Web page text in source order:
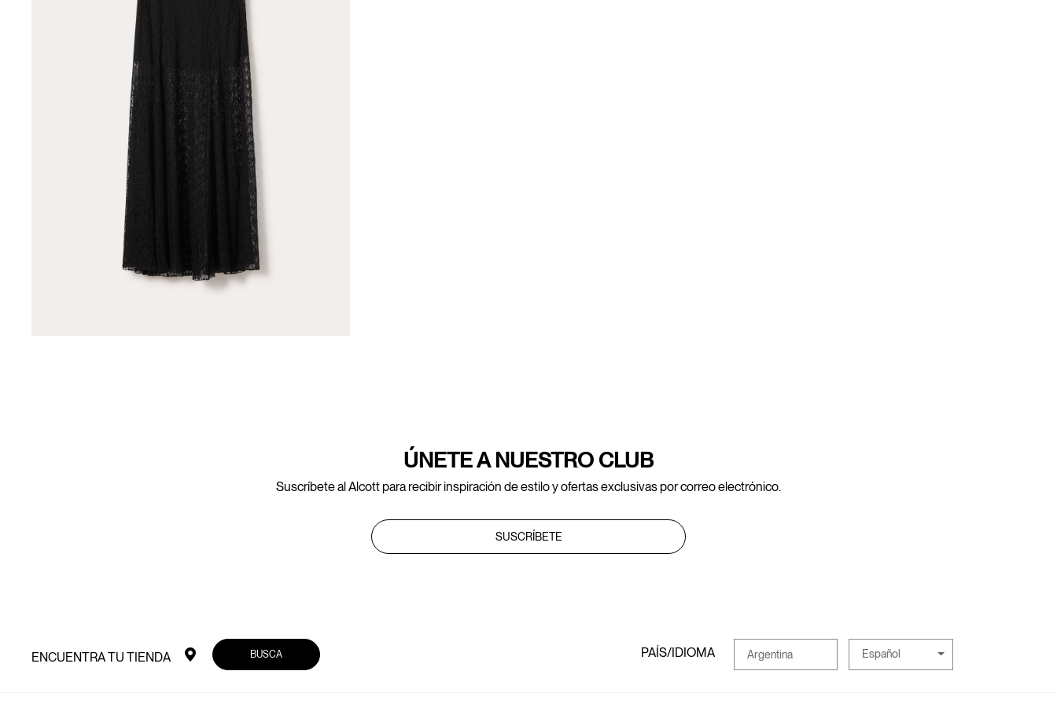
ÚNETE A NUESTRO CLUB
Suscríbete al Alcott para recibir inspiración de estilo y ofertas exclusivas por correo electrónico.
SUSCRÍBETE
ENCUENTRA TU TIENDA BUSCA PAÍS/IDIOMA Argentina Español